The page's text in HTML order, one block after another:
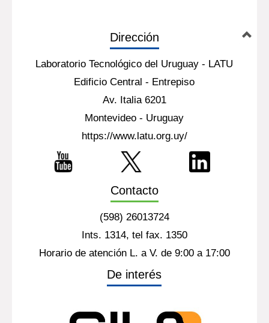
Dirección
Laboratorio Tecnológico del Uruguay - LATU
Edificio Central - Entrepiso
Av. Italia 6201
Montevideo - Uruguay
https://www.latu.org.uy/
Contacto
(598) 26013724
Ints. 1314, tel fax. 1350
Horario de atención L. a V. de 9:00 a 17:00
De interés